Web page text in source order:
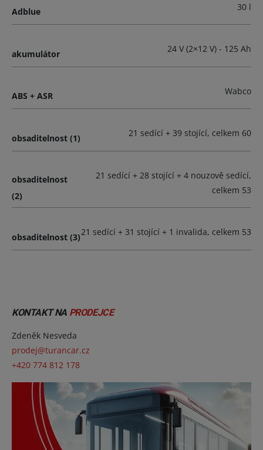
Adblue 30 l
akumulátor 24 V (2×12 V) - 125 Ah
ABS + ASR Wabco
obsaditelnost (1) 21 sedící + 39 stojící, celkem 60
obsaditelnost
(2)
21 sedící + 28 stojící + 4 nouzově sedící,
celkem 53
obsaditelnost (3)21 sedící + 31 stojící + 1 invalida, celkem 53
KONTAKT NA PRODEJCE
Zdeněk Nesveda
prodej@turancar.cz
+420 774 812 178